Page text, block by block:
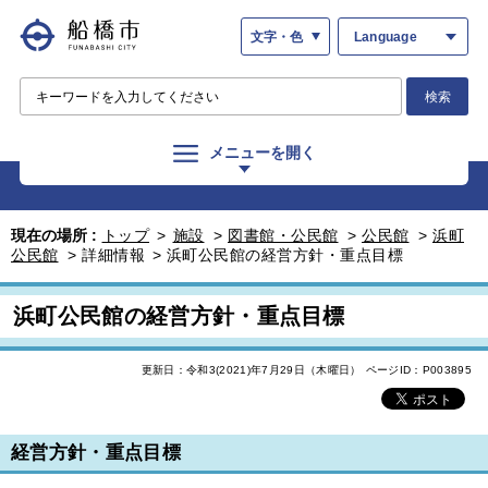
文字・色 Language
検索
メニューを開く
現在の場所 : トップ > 施設 > 図書館・公民館 > 公民館 > 浜町
公民館 > 詳細情報 > 浜町公民館の経営方針・重点目標
浜町公民館の経営方針・重点目標
更新日：令和3(2021)年7月29日（木曜日） ページID：P003895
経営方針・重点目標